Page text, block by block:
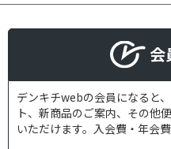
会
デンキチwebの会員になると
ト、新商品のご案内、その他
いただけます。入会費・年会